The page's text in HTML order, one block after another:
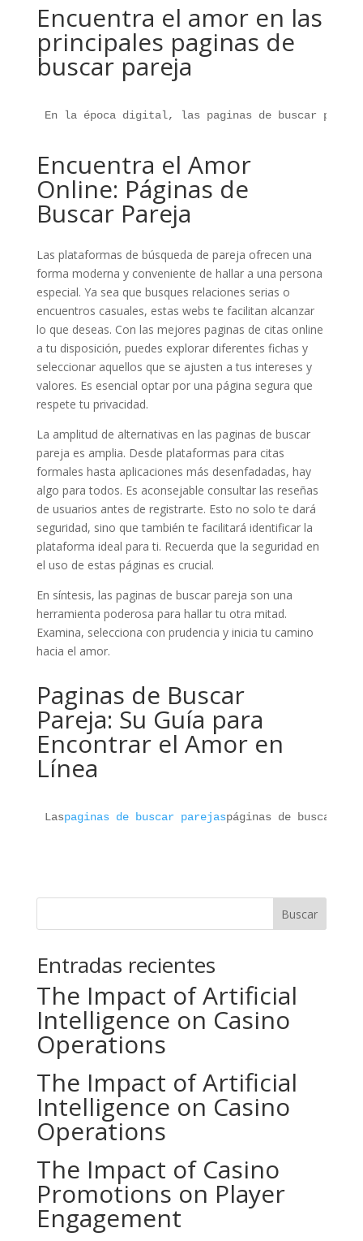
Encuentra el amor en las
principales paginas de
buscar pareja
En la época digital, las paginas de buscar
Encuentra el Amor
Online: Páginas de
Buscar Pareja
Las plataformas de búsqueda de pareja ofrecen una
forma moderna y conveniente de hallar a una persona
especial. Ya sea que busques relaciones serias o
encuentros casuales, estas webs te facilitan alcanzar
lo que deseas. Con las mejores paginas de citas online
a tu disposición, puedes explorar diferentes fichas y
seleccionar aquellos que se ajusten a tus intereses y
valores. Es esencial optar por una página segura que
respete tu privacidad.
La amplitud de alternativas en las paginas de buscar
pareja es amplia. Desde plataformas para citas
formales hasta aplicaciones más desenfadadas, hay
algo para todos. Es aconsejable consultar las reseñas
de usuarios antes de registrarte. Esto no solo te dará
seguridad, sino que también te facilitará identificar la
plataforma ideal para ti. Recuerda que la seguridad en
el uso de estas páginas es crucial.
En síntesis, las paginas de buscar pareja son una
herramienta poderosa para hallar tu otra mitad.
Examina, selecciona con prudencia y inicia tu camino
hacia el amor.
Paginas de Buscar
Pareja: Su Guía para
Encontrar el Amor en
Línea
Laspaginas de buscar parejas
Buscar
Entradas recientes
The Impact of Artificial
Intelligence on Casino
Operations
The Impact of Artificial
Intelligence on Casino
Operations
The Impact of Casino
Promotions on Player
Engagement